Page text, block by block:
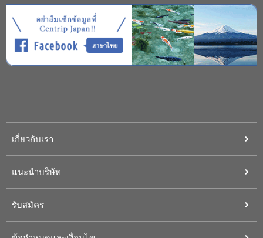
เกี่ยวกับเรา
แนะนำบริษัท
รับสมัคร